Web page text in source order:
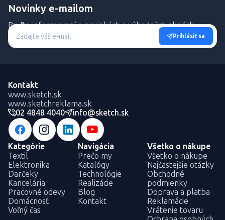
Novinky e-mailom
Buďte informovaní o novinkách a výhodných akciách.
Prihlásiť sa
Kontakt
www.sketch.sk
www.sketchreklama.sk
02 4848 4040
info@sketch.sk
Kategórie
Textil
Elektronika
Darčeky
Kancelária
Pracovné odevy
Domácnosť
Voľný čas
Navigácia
Prečo my
Katalógy
Technológie
Realizácie
Blog
Kontakt
Všetko o nákupe
Všetko o nákupe
Najčastejšie otázky
Obchodné
podmienky
Doprava a platba
Reklamácie
Vrátenie tovaru